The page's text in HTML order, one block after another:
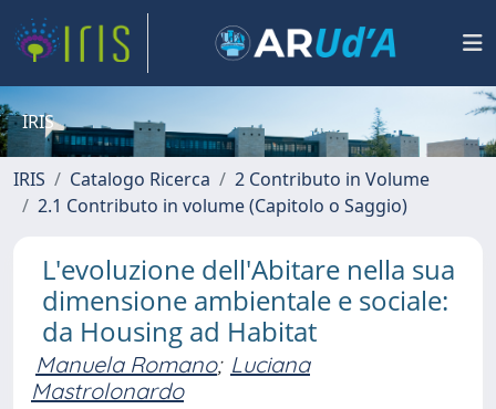
IRIS
IRIS Catalogo Ricerca
2 Contributo in Volume
2.1 Contributo in volume (Capitolo o Saggio)
L'evoluzione dell'Abitare nella sua
dimensione ambientale e sociale:
da Housing ad Habitat
Manuela Romano; Luciana
Mastrolonardo